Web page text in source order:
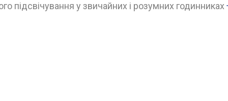
підсвічування у звичайних і розумних годинниках